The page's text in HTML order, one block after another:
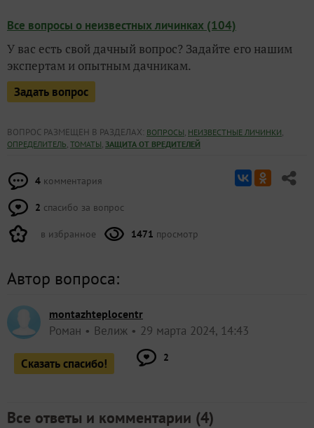
Все вопросы о неизвестных личинках (104)
У вас есть свой дачный вопрос? Задайте его нашим
экспертам и опытным дачникам.
Задать вопрос
ВОПРОС РАЗМЕЩЕН В РАЗДЕЛАХ: ВОПРОСЫ, НЕИЗВЕСТНЫЕ ЛИЧИНКИ,
ОПРЕДЕЛИТЕЛЬ, ТОМАТЫ, ЗАЩИТА ОТ ВРЕДИТЕЛЕЙ
4 комментария
2 спасибо за вопрос
в избранное 1471 просмотр
Автор вопроса:
montazhteplocentr
Роман Велиж 29 марта 2024, 14:43
Сказать спасибо! 2
Все ответы и комментарии (4)